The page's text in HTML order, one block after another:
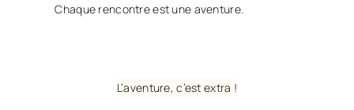
Chaque rencontre est une aventure.
L’aventure, c’est extra !